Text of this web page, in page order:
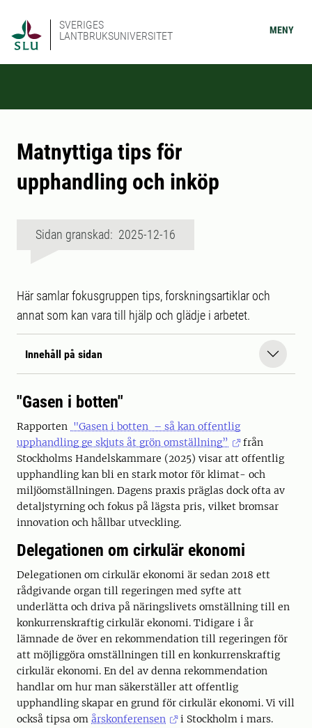
SVERIGES
LANTBRUKSUNIVERSITET
MENY
Matnyttiga tips för
upphandling och inköp
Sidan granskad: 2025-12-16
Här samlar fokusgruppen tips, forskningsartiklar och
annat som kan vara till hjälp och glädje i arbetet.
Innehåll på sidan
"Gasen i botten"
Rapporten "Gasen i botten – så kan offentlig
upphandling ge skjuts åt grön omställning”
från
Stockholms Handelskammare (2025) visar att offentlig
upphandling kan bli en stark motor för klimat- och
miljöomställningen. Dagens praxis präglas dock ofta av
detaljstyrning och fokus på lägsta pris, vilket bromsar
innovation och hållbar utveckling.
Delegationen om cirkulär ekonomi
Delegationen om cirkulär ekonomi är sedan 2018 ett
rådgivande organ till regeringen med syfte att
underlätta och driva på näringslivets omställning till en
konkurrenskraftig cirkulär ekonomi. Tidigare i år
lämnade de över en rekommendation till regeringen för
att möjliggöra omställningen till en konkurrenskraftig
cirkulär ekonomi. En del av denna rekommendation
handlar om hur man säkerställer att offentlig
upphandling skapar en grund för cirkulär ekonomi. Vi vill
också tipsa om årskonferensen
i Stockholm i mars.